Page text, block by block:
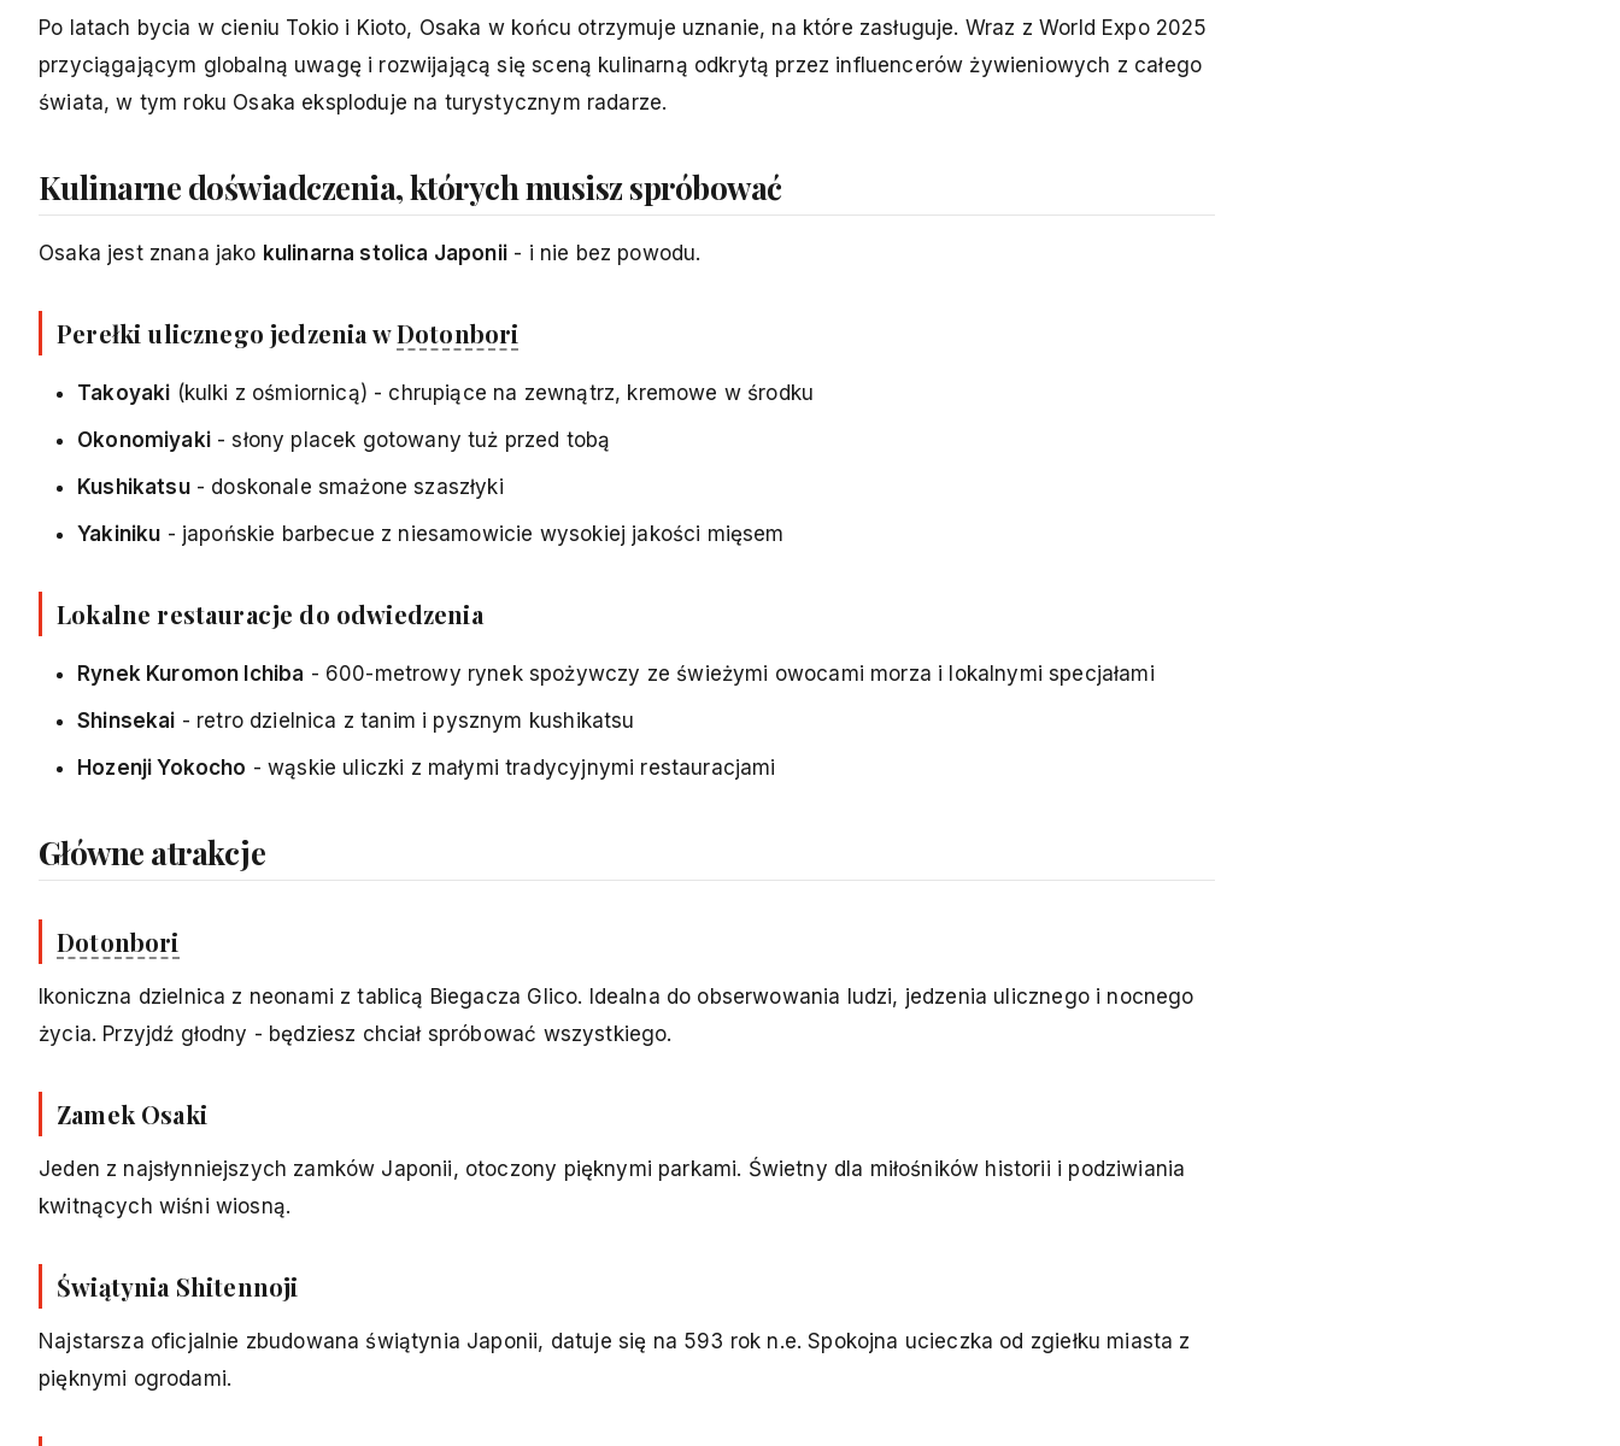
Po latach bycia w cieniu Tokio i Kioto, Osaka w końcu otrzymuje uznanie, na które zasługuje. Wraz z World Expo 2025
przyciągającym globalną uwagę i rozwijającą się sceną kulinarną odkrytą przez influencerów żywieniowych z całego
świata, w tym roku Osaka eksploduje na turystycznym radarze.
Kulinarne doświadczenia, których musisz spróbować
Osaka jest znana jako kulinarna stolica Japonii - i nie bez powodu.
Perełki ulicznego jedzenia wDotonbori
Takoyaki (kulki z ośmiornicą) - chrupiące na zewnątrz, kremowe w środku
Okonomiyaki- słony placek gotowany tuż przed tobą
Kushikatsu- doskonale smażone szaszłyki
Yakiniku - japońskie barbecue z niesamowicie wysokiej jakości mięsem
Lokalne restauracje do odwiedzenia
Rynek Kuromon Ichiba - 600-metrowy rynek spożywczy ze świeżymi owocami morza i lokalnymi specjałami
Shinsekai - retro dzielnica z tanim i pysznym kushikatsu
Hozenji Yokocho - wąskie uliczki z małymi tradycyjnymi restauracjami
Główne atrakcje
Dotonbori
Ikoniczna dzielnica z neonami z tablicą Biegacza Glico. Idealna do obserwowania ludzi, jedzenia ulicznego i nocnego
życia. Przyjdź głodny - będziesz chciał spróbować wszystkiego.
Zamek Osaki
Jeden z najsłynniejszych zamków Japonii, otoczony pięknymi parkami. Świetny dla miłośników historii i podziwiania
kwitnących wiśni wiosną.
Świątynia Shitennoji
Najstarsza oficjalnie zbudowana świątynia Japonii, datuje się na 593 rok n.e. Spokojna ucieczka od zgiełku miasta z
pięknymi ogrodami.